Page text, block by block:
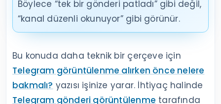
Böylece “tek bir gönderi patladı” gibi değil,
“kanal düzenli okunuyor” gibi görünür.
Bu konuda daha teknik bir çerçeve için
Telegram görüntülenme alırken önce nelere
bakmalı? yazısı işinize yarar. İhtiyaç halinde
Telegram gönderi görüntülenme tarafında